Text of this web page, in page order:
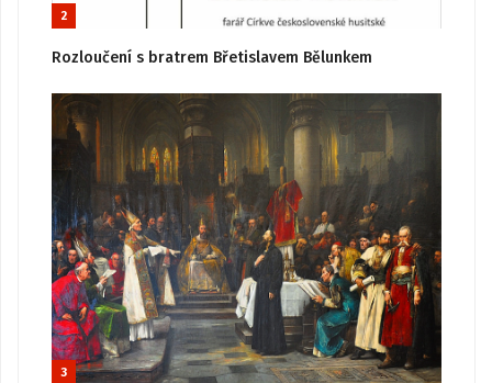
2
Rozloučení s bratrem Břetislavem Bělunkem
3